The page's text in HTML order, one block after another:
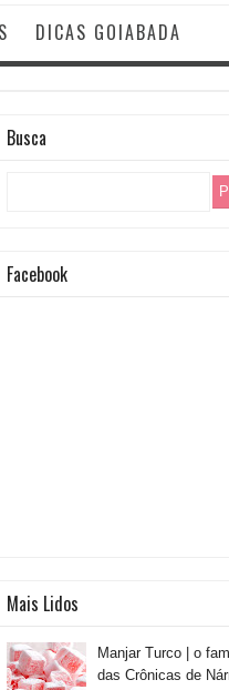
DICAS GOIABADA
Busca
Facebook
Mais Lidos
Manjar Turco | o
das Crônicas de